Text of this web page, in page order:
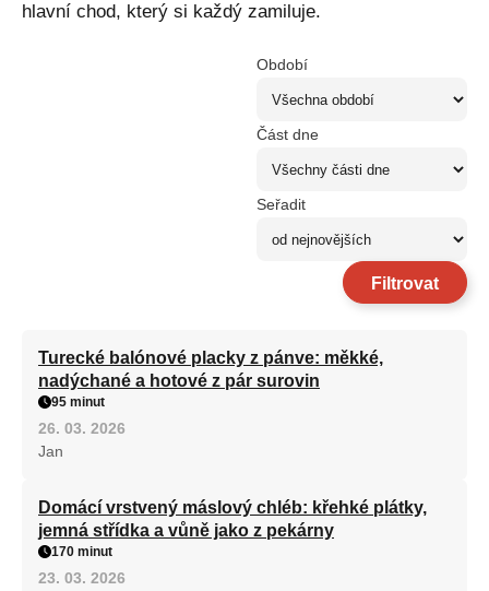
hlavní chod, který si každý zamiluje.
Období
Část dne
Seřadit
Filtrovat
Turecké balónové placky z pánve: měkké,
nadýchané a hotové z pár surovin
95 minut
26. 03. 2026
Jan
Domácí vrstvený máslový chléb: křehké plátky,
jemná střídka a vůně jako z pekárny
170 minut
23. 03. 2026